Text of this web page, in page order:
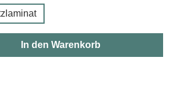
gewünschten Wert ein
In den Warenkorb